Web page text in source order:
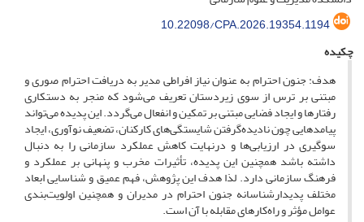
10.22098/CPA.2026.19354.1194
چکیده
هدف: جنون احترام به عنوان نیاز افراطی مدیر به دریافت احترام صوری و
مبتنی بر ترس از سوی زیردستان تعریف می‌شود که منجر به دستکاری
رفتارها و ایجاد فضایی مبتنی بر تمکین و انفعال می‌گردد. این پدیده می‌تواند
پیامدهایی چون نادیده‌گرفتن شایستگی‌های کارکنان، تضعیف نوآوری، ایجاد
سوگیری در ارزیابی‌ها و درنهایت کاهش عملکرد سازمانی را به دنبال
داشته باشد همچنین این پدیده، تأثیرات مخرب و پنهانی بر عملکرد و
فرهنگ سازمانی دارد. لذا هدف این پژوهش، فهم عمیق و شناسایی ابعاد
مختلف پدیدارشناسانه جنون احترام در مدیران و همچنین اولویت‌بندی
عوامل مؤثر و راه‌کارهای مقابله با آن است.